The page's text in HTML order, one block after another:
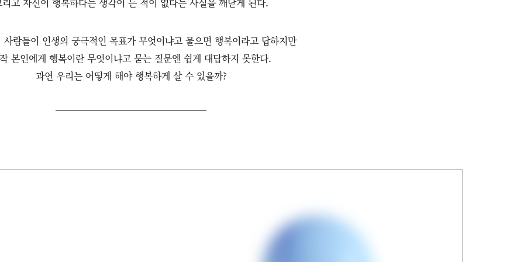
사람들이 인생의 궁극적인 목표가 무엇이냐고 물으면 행복이라고 답하지만
본인에게 행복이란 무엇이냐고 묻는 질문엔 쉽게 대답하지 못한다.
과연 우리는 어떻게 해야 행복하게 살 수 있을까?